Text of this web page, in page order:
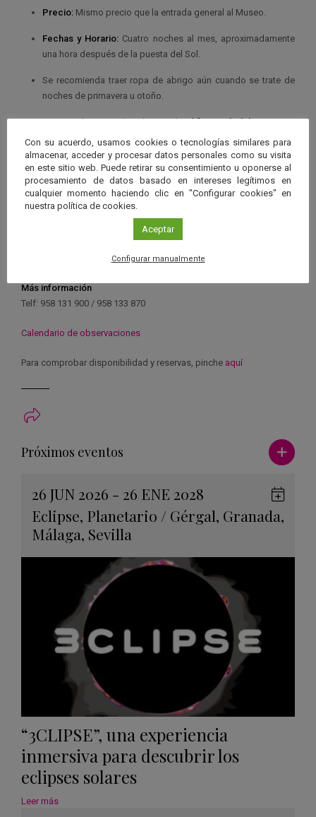
Precio: Mismo precio que la entrada general al Museo.
Fechas y Horario: Cuatro noches al mes, aproximadamente
una hora después de la puesta del Sol.
Se recomienda traer ropa de abrigo aún cuando se trate de
noches de primavera u otoño.
La entrada se realizará por elEdificio Péndulo, sito en
Avenida del Mediterráneo s/n
Organiza
Parque de las Ciencias
Centro
Parque de las Ciencias
Más información
Telf: 958 131 900 / 958 133 870
Calendario de observaciones
Para comprobar disponibilidad y reservas, pinche aquí
Próximos eventos Ver más
26 JUN 2026 - 26 ENE 2028
Eclipse, Planetario / Gérgal, Granada,
Málaga, Sevilla
en
“3CLIPSE”, una experiencia
inmersiva para descubrir los
eclipses solares
Leer más
Con su acuerdo, usamos cookies o tecnologías similares para
almacenar, acceder y procesar datos personales como su visita
en este sitio web. Puede retirar su consentimiento u oponerse al
procesamiento de datos basado en intereses legítimos en
cualquier momento haciendo clic en "Configurar cookies" en
nuestra política de cookies.
Aceptar
Configurar manualmente